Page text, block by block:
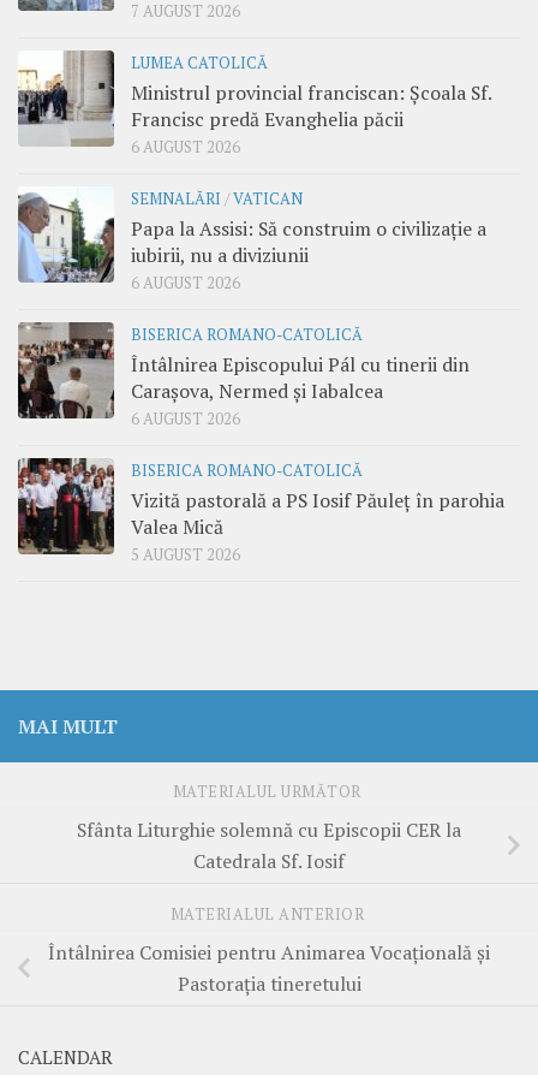
7 AUGUST 2026
LUMEA CATOLICĂ
Ministrul provincial franciscan: Școala Sf.
Francisc predă Evanghelia păcii
6 AUGUST 2026
SEMNALĂRI /VATICAN
Papa la Assisi: Să construim o civilizație a
iubirii, nu a diviziunii
6 AUGUST 2026
BISERICA ROMANO-CATOLICĂ
Întâlnirea Episcopului Pál cu tinerii din
Carașova, Nermed și Iabalcea
6 AUGUST 2026
BISERICA ROMANO-CATOLICĂ
Vizită pastorală a PS Iosif Păuleț în parohia
Valea Mică
5 AUGUST 2026
MAI MULT
MATERIALUL URMĂTOR
Sfânta Liturghie solemnă cu Episcopii CER la
Catedrala Sf. Iosif
MATERIALUL ANTERIOR
Întâlnirea Comisiei pentru Animarea Vocațională și
Pastorația tineretului
CALENDAR